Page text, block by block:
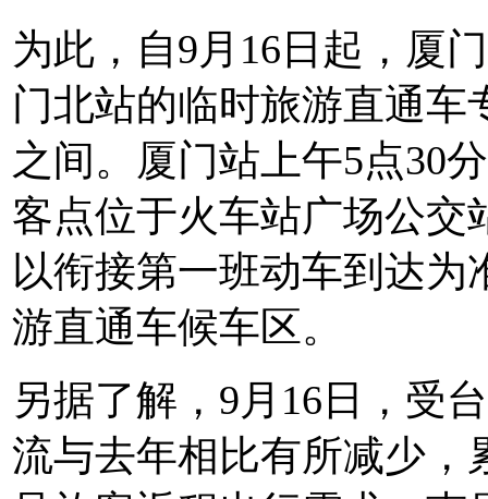
为此，自9月16日起，厦
门北站的临时旅游直通
之间。厦门站上午5点30
客点位于火车站广场公交
以衔接第一班动车到达
游直通车候车区。
另据了解，9月16日，受
流与去年相比有所减少，